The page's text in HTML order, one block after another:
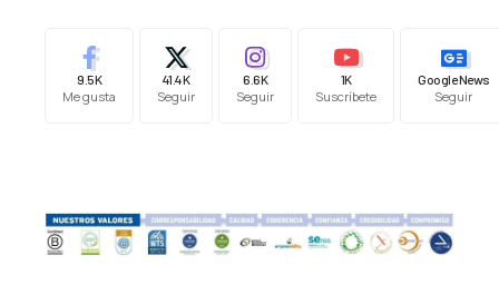
9.5K
Me gusta
41.4K
Seguir
6.6K
Seguir
1K
Suscríbete
Google News
Seguir